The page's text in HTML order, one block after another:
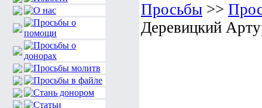
Просьбы >>
Деревицкий